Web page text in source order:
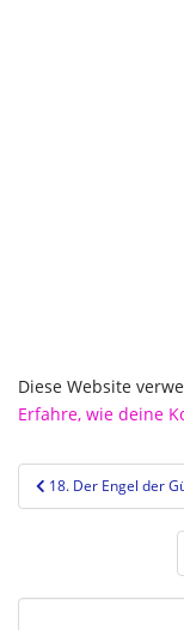
Diese Website
Erfahre, wie deine
18. Der Engel der